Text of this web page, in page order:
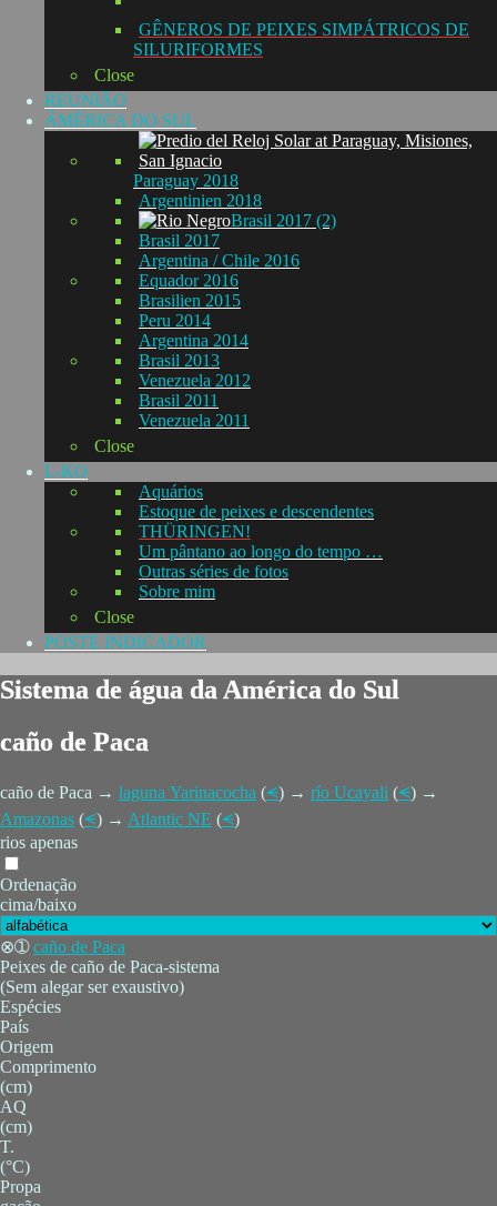
GÊNEROS DE PEIXES SIMPÁTRICOS DE
SILURIFORMES
Close
REUNIÃO
ÁMÉRICA DO SUL
Paraguay 2018
Argentinien 2018
Brasil 2017 (2)
Brasil 2017
Argentina / Chile 2016
Equador 2016
Brasilien 2015
Peru 2014
Argentina 2014
Brasil 2013
Venezuela 2012
Brasil 2011
Venezuela 2011
Close
L-KO
Aquários
Estoque de peixes e descendentes
THÜRINGEN!
Um pântano ao longo do tempo …
Outras séries de fotos
Sobre mim
Close
POSTE INDICADOR
Sistema de água da América do Sul
caño de Paca
caño de Paca → laguna Yarinacocha (⪪) → río Ucayali (⪪) →
Amazonas (⪪) → Atlantic NE (⪪)
rios apenas
Ordenação
cima/baixo
⊗➀caño de Paca
Peixes de caño de Paca-sistema
(Sem alegar ser exaustivo)
Espécies
País
Origem
Comprimento
(cm)
AQ
(cm)
T.
(°C)
Propa